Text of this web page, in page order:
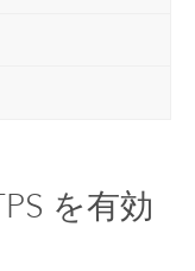
を有効